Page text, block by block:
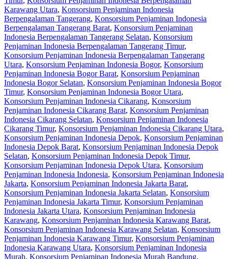
Karawang Utara, Konsorsium Penjaminan Indonesia
Berpengalaman Tangerang, Konsorsium Penjaminan Indonesia
Berpengalaman Tangerang Barat, Konsorsium Penjaminan
Indonesia Berpengalaman Tangerang Selatan, Konsorsium
Penjaminan Indonesia Berpengalaman Tangerang Timur,
Konsorsium Penjaminan Indonesia Berpengalaman Tangerang
Utara, Konsorsium Penjaminan Indonesia Bogor, Konsorsium
Penjaminan Indonesia Bogor Barat, Konsorsium Penjaminan
Indonesia Bogor Selatan, Konsorsium Penjaminan Indonesia Bogor
Timur, Konsorsium Penjaminan Indonesia Bogor Utara,
Konsorsium Penjaminan Indonesia Cikarang, Konsorsium
Penjaminan Indonesia Cikarang Barat, Konsorsium Penjaminan
Indonesia Cikarang Selatan, Konsorsium Penjaminan Indonesia
Cikarang Timur, Konsorsium Penjaminan Indonesia Cikarang Utara,
Konsorsium Penjaminan Indonesia Depok, Konsorsium Penjaminan
Indonesia Depok Barat, Konsorsium Penjaminan Indonesia Depok
Selatan, Konsorsium Penjaminan Indonesia Depok Timur,
Konsorsium Penjaminan Indonesia Depok Utara, Konsorsium
Penjaminan Indonesia Indonesia, Konsorsium Penjaminan Indonesia
Jakarta, Konsorsium Penjaminan Indonesia Jakarta Barat,
Konsorsium Penjaminan Indonesia Jakarta Selatan, Konsorsium
Penjaminan Indonesia Jakarta Timur, Konsorsium Penjaminan
Indonesia Jakarta Utara, Konsorsium Penjaminan Indonesia
Karawang, Konsorsium Penjaminan Indonesia Karawang Barat,
Konsorsium Penjaminan Indonesia Karawang Selatan, Konsorsium
Penjaminan Indonesia Karawang Timur, Konsorsium Penjaminan
Indonesia Karawang Utara, Konsorsium Penjaminan Indonesia
Murah, Konsorsium Penjaminan Indonesia Murah Bandung,